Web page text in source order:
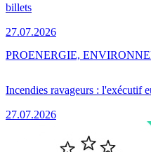
billets
27.07.2026
Incendies ravageurs : l'exécutif
27.07.2026
PROENERGIE,